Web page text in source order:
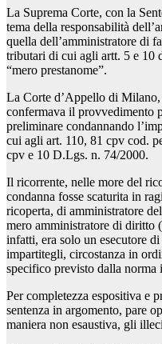
La Suprema Corte, con la
tema della responsabilità
quella dell’amministratore di
tributari di cui agli artt. 5 e 10
“mero prestanome”.
La Corte d’Appello di Milano,
confermava il provvedimento
preliminare condannando
cui agli art. 110, 81 cpv cod.
cpv e 10 D.Lgs. n. 74/2000.
Il ricorrente, nelle more del
condanna fosse scaturita in
ricoperta, di amministratore
mero amministratore di diritto (
infatti, era solo un esecutore
impartitegli, circostanza in
specifico previsto dalla norma
Per completezza espositiva e
sentenza in argomento, pare
maniera non esaustiva, gli